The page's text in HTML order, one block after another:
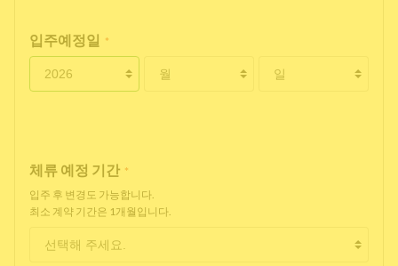
입주예정일 *
체류 예정 기간 *
입주 후 변경도 가능합니다.
최소 계약 기간은 1개월입니다.